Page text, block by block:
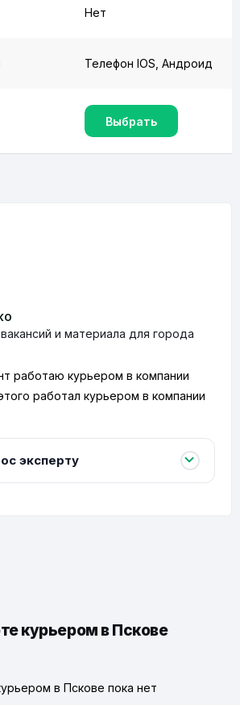
Нет
Телефон IOS, Андроид
Выбрать
и материала для города
работаю курьером в компании
работал курьером в компании
эксперту
курьером в Пскове
в Пскове пока нет